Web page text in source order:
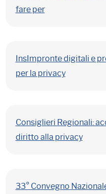
fare per
InsImpronte digitali e
per la privacy
Consiglieri Regionali:
diritto alla privacy
33° Convegno